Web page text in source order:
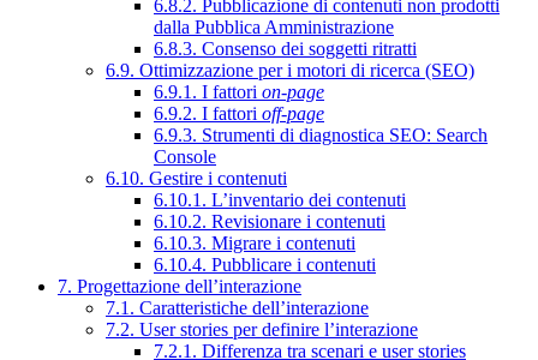
6.8.2. Pubblicazione di contenuti non prodotti
dalla Pubblica Amministrazione
6.8.3. Consenso dei soggetti ritratti
6.9. Ottimizzazione per i motori di ricerca (SEO)
6.9.1. I fattori on-page
6.9.2. I fattori off-page
6.9.3. Strumenti di diagnostica SEO: Search
Console
6.10. Gestire i contenuti
6.10.1. L’inventario dei contenuti
6.10.2. Revisionare i contenuti
6.10.3. Migrare i contenuti
6.10.4. Pubblicare i contenuti
7. Progettazione dell’interazione
7.1. Caratteristiche dell’interazione
7.2. User stories per definire l’interazione
7.2.1. Differenza tra scenari e user stories